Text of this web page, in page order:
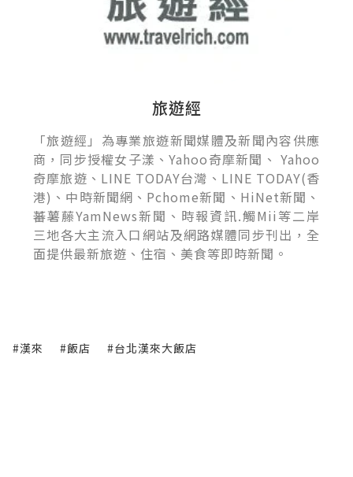
旅遊經
「旅遊經」為專業旅遊新聞媒體及新聞內容供應
商，同步授權女子漾、Yahoo奇摩新聞、 Yahoo
奇摩旅遊、LINE TODAY台灣、LINE TODAY(香
港)、中時新聞網、Pchome新聞、HiNet新聞、
蕃薯藤YamNews新聞、時報資訊.觸Mii等二岸
三地各大主流入口網站及網路媒體同步刊出，全
面提供最新旅遊、住宿、美食等即時新聞。
#漢來 #飯店 #台北漢來大飯店